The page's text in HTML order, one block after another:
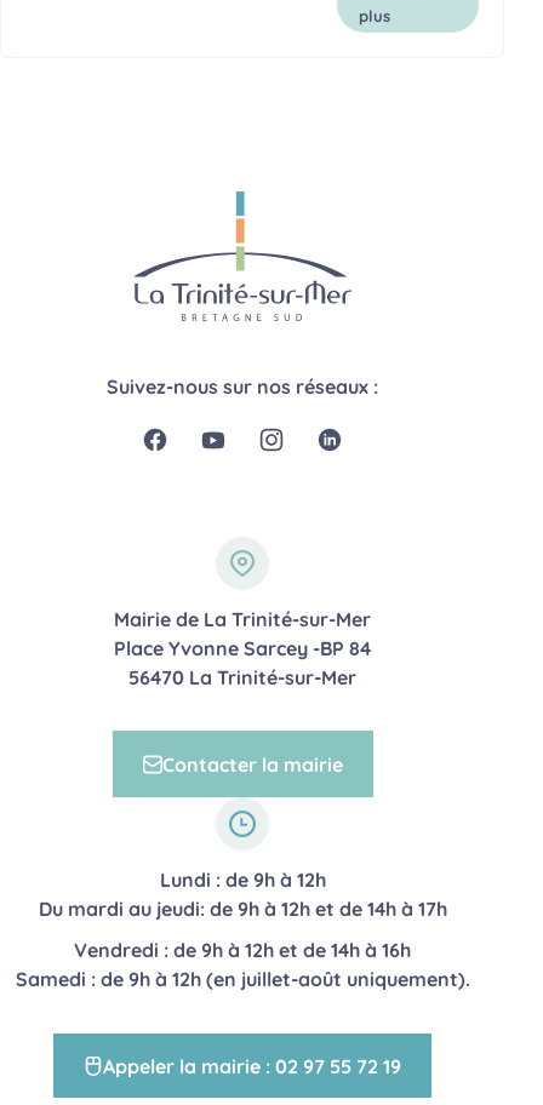
plus
sur ◾ Participez
Suivez-nous sur nos réseaux :
Page Facebook de la
Page Youtube de la
Page Instagram
Page Linkedin
Coordonnées de la mairie
Adresse postale
Mairie de La Trinité-sur-Mer
Place Yvonne Sarcey -BP 84
56470 La Trinité-sur-Mer
Contacter la mairie
Horaires
Lundi : de 9h à 12h
Du mardi au jeudi: de 9h à 12h et de 14h à 17h
Vendredi : de 9h à 12h et de 14h à 16h
Samedi : de 9h à 12h (en juillet-août uniquement).
Appeler la mairie : 02 97 55 72 19